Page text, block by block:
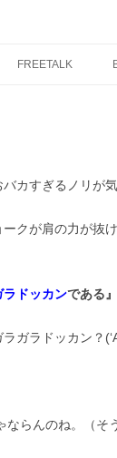
FREETALK
カすぎるノリが
クが肩の力が抜
ラドッカンである』
ガラドッカン？
らんのね。（そ